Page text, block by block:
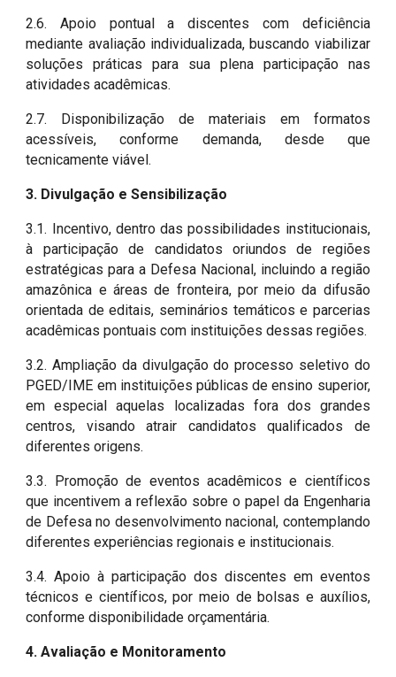
2.6. Apoio pontual a discentes com deficiência
mediante avaliação individualizada, buscando viabilizar
soluções práticas para sua plena participação nas
atividades acadêmicas.
2.7. Disponibilização de materiais em formatos
acessíveis, conforme demanda, desde que
tecnicamente viável.
3. Divulgação e Sensibilização
3.1. Incentivo, dentro das possibilidades institucionais,
à participação de candidatos oriundos de regiões
estratégicas para a Defesa Nacional, incluindo a região
amazônica e áreas de fronteira, por meio da difusão
orientada de editais, seminários temáticos e parcerias
acadêmicas pontuais com instituições dessas regiões.
3.2. Ampliação da divulgação do processo seletivo do
PGED/IME em instituições públicas de ensino superior,
em especial aquelas localizadas fora dos grandes
centros, visando atrair candidatos qualificados de
diferentes origens.
3.3. Promoção de eventos acadêmicos e científicos
que incentivem a reflexão sobre o papel da Engenharia
de Defesa no desenvolvimento nacional, contemplando
diferentes experiências regionais e institucionais.
3.4. Apoio à participação dos discentes em eventos
técnicos e científicos, por meio de bolsas e auxílios,
conforme disponibilidade orçamentária.
4. Avaliação e Monitoramento